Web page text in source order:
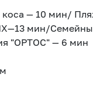
коса — 10 мин/
мин/
"ОРТОС" — 6 мин